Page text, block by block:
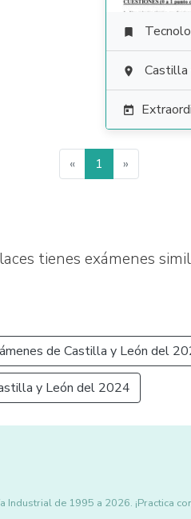

 Castilla

« 1 »
tienes exámenes
de Castilla y León del
y León del 2024
Industrial de 1995 a 2026. ¡Practica